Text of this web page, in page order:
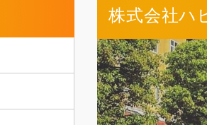
株式会社ハ